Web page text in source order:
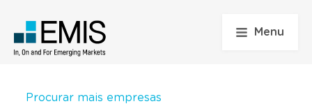
Menu
Procurar mais empresas